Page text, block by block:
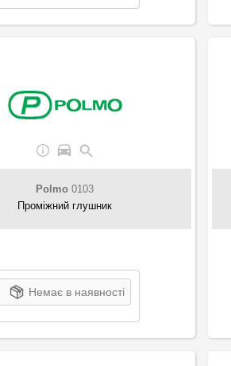
Polmo0103
Проміжний глушник
Немає в наявності